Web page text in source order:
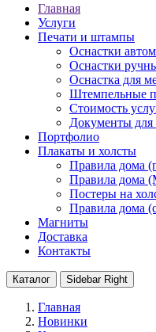
Главная
Услуги
Печати и штампы
Оснастки
Оснастки
Оснастка для
Штемпельные
Стоимость
Документы для
Портфолио
Плакаты и холсты
Правила дома
Правила дома
Постеры на
Правила дома
Магниты
Доставка
Контакты
Каталог Sidebar Right
Главная
Новинки